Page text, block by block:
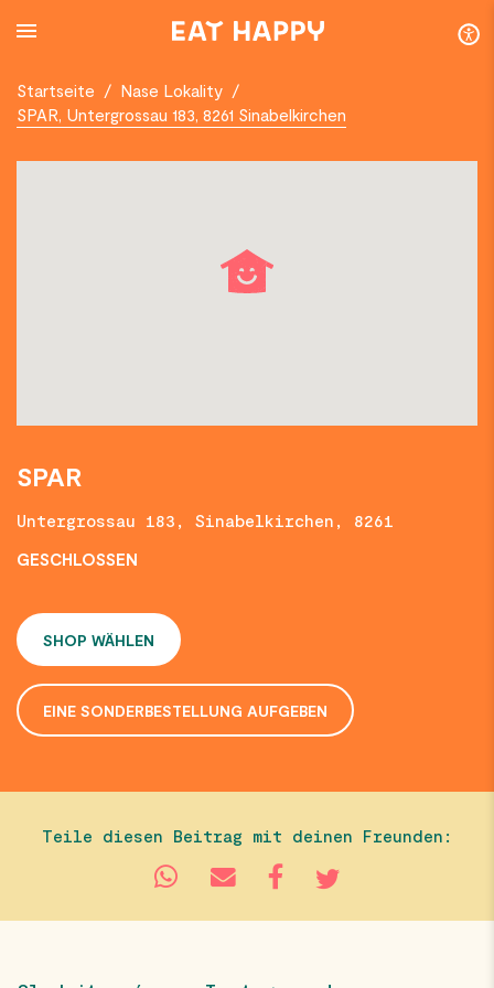
TO
Startseite / Nase Lokality /
SPAR, Untergrossau 183, 8261 Sinabelkirchen
SPAR
Untergrossau 183, Sinabelkirchen, 8261
GESCHLOSSEN
SHOP WÄHLEN
EINE SONDERBESTELLUNG AUFGEBEN
Teile diesen Beitrag mit deinen Freunden: